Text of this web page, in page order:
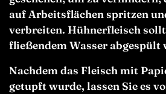
auf Arbeitsflächen spritzen
verbreiten. Hühnerfleisch
fließendem Wasser abgespült
Nachdem das Fleisch mit
getupft wurde, lassen Sie es